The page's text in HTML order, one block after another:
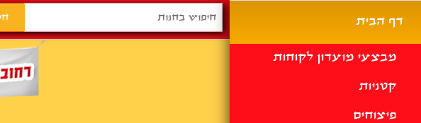
דף הבית
מבצעי מועדון לקוחות
קטניות
פיצוחים